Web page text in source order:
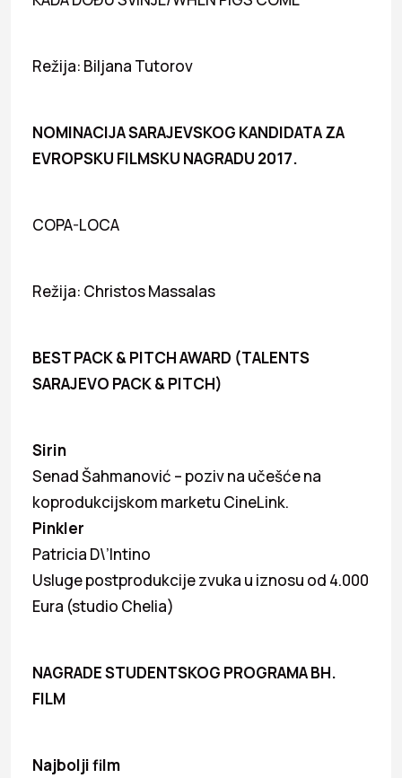
Režija: Biljana Tutorov
NOMINACIJA SARAJEVSKOG KANDIDATA ZA
EVROPSKU FILMSKU NAGRADU 2017.
COPA-LOCA
Režija: Christos Massalas
BEST PACK & PITCH AWARD (TALENTS
SARAJEVO PACK & PITCH)
Sirin
Senad Šahmanović – poziv na učešće na
koprodukcijskom marketu CineLink.
Pinkler
Patricia D\’Intino
Usluge postprodukcije zvuka u iznosu od 4.000
Eura (studio Chelia)
NAGRADE STUDENTSKOG PROGRAMA BH.
FILM
Najbolji film